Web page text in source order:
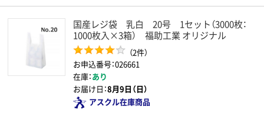
国産レジ袋 乳白 20号 1セット（3000枚：
1000枚入×3箱） 福助工業 オリジナル
（2件）
お申込番号：026661
在庫：あり
お届け日：8月9日（日）
アスクル在庫商品